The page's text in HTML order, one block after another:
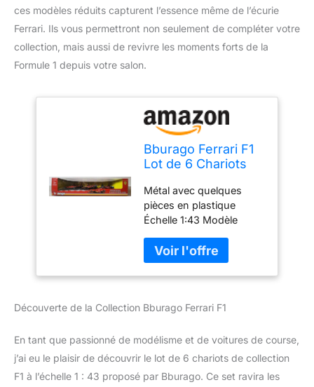
ces modèles réduits capturent l’essence même de l’écurie
Ferrari. Ils vous permettront non seulement de compléter votre
collection, mais aussi de revivre les moments forts de la
Formule 1 depuis votre salon.
Bburago Ferrari F1
Lot de 6 Chariots
l'échelle 1:43 en
métal - Chariots
Formule 1 - Voitures
de F1 (Ferrari)
Métal avec quelques
pièces en plastique
Échelle 1:43 Modèle
Parfait comme cadeau de
petit ami, cadeau de mari
Découverte de la Collection Bburago Ferrari F1
En tant que passionné de modélisme et de voitures de course,
j’ai eu le plaisir de découvrir le lot de 6 chariots de collection
F1 à l’échelle 1 : 43 proposé par Bburago. Ce set ravira les